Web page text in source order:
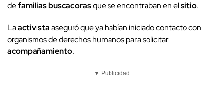
defamilias buscadorasque se encontraban en elsitio.
Laactivistaaseguró que ya habían iniciado contacto con
organismos de derechos humanos para solicitar
acompañamiento.
▼ Publicidad